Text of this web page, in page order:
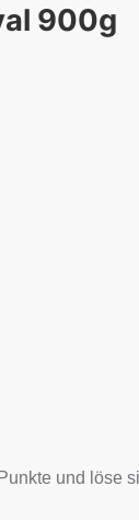
900g
und löse